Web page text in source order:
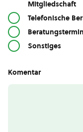
Mitgliedschaft
Telefonische
Sonstiges
Komentar